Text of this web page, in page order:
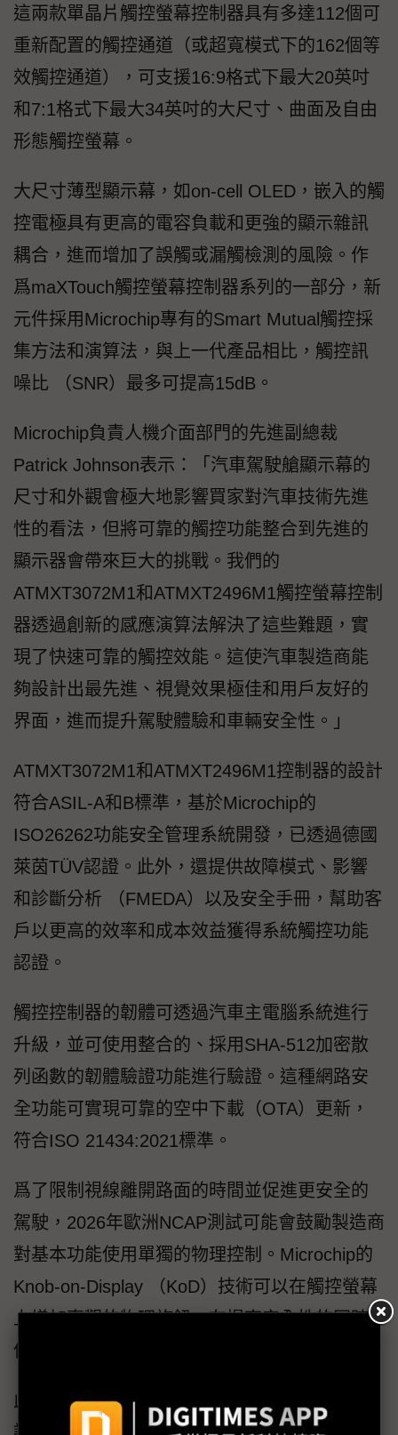
這兩款單晶片觸控螢幕控制器具有多達112個可
重新配置的觸控通道（或超寬模式下的162個等
效觸控通道），可支援16:9格式下最大20英吋
和7:1格式下最大34英吋的大尺寸、曲面及自由
形態觸控螢幕。
大尺寸薄型顯示幕，如on-cell OLED，嵌入的觸
控電極具有更高的電容負載和更強的顯示雜訊
耦合，進而增加了誤觸或漏觸檢測的風險。作
爲maXTouch觸控螢幕控制器系列的一部分，新
元件採用Microchip專有的Smart Mutual觸控採
集方法和演算法，與上一代產品相比，觸控訊
噪比 （SNR）最多可提高15dB。
Microchip負責人機介面部門的先進副總裁
Patrick Johnson表示：「汽車駕駛艙顯示幕的
尺寸和外觀會極大地影響買家對汽車技術先進
性的看法，但將可靠的觸控功能整合到先進的
顯示器會帶來巨大的挑戰。我們的
ATMXT3072M1和ATMXT2496M1觸控螢幕控制
器透過創新的感應演算法解決了這些難題，實
現了快速可靠的觸控效能。這使汽車製造商能
夠設計出最先進、視覺效果極佳和用戶友好的
界面，進而提升駕駛體驗和車輛安全性。」
ATMXT3072M1和ATMXT2496M1控制器的設計
符合ASIL-A和B標準，基於Microchip的
ISO26262功能安全管理系統開發，已透過德國
萊茵TÜV認證。此外，還提供故障模式、影響
和診斷分析 （FMEDA）以及安全手冊，幫助客
戶以更高的效率和成本效益獲得系統觸控功能
認證。
觸控控制器的韌體可透過汽車主電腦系統進行
升級，並可使用整合的、採用SHA-512加密散
列函數的韌體驗證功能進行驗證。這種網路安
全功能可實現可靠的空中下載（OTA）更新，
符合ISO 21434:2021標準。
爲了限制視線離開路面的時間並促進更安全的
駕駛，2026年歐洲NCAP測試可能會鼓勵製造商
對基本功能使用單獨的物理控制。Microchip的
Knob-on-Display （KoD）技術可以在觸控螢幕
上增加直觀的物理旋鈕，在提高安全性的同時
保留現代汽車顯示幕的時尚外觀。
此外，在觸控螢幕上實現觸覺反饋也是一種公